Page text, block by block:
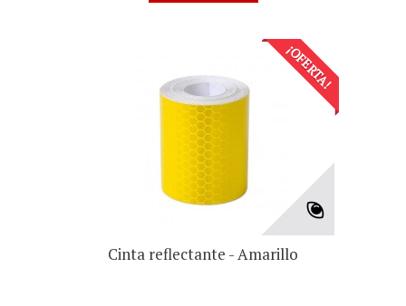
¡OFERTA!
Cinta reflectante - Amarillo